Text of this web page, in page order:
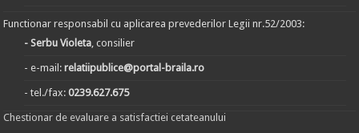
Functionar responsabil cu aplicarea prevederilor Legii nr.52/2003:
- Serbu Violeta, consilier
- e-mail:relatiipublice@portal-braila.ro
- tel./fax:0239.627.675
Chestionar de evaluare a satisfactiei cetateanului